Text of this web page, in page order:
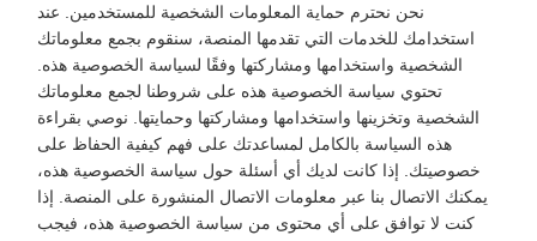
نحن نحترم حماية المعلومات الشخصية للمستخدمين. عند
استخدامك للخدمات التي تقدمها المنصة، سنقوم بجمع معلوماتك
الشخصية واستخدامها ومشاركتها وفقًا لسياسة الخصوصية هذه.
تحتوي سياسة الخصوصية هذه على شروطنا لجمع معلوماتك
الشخصية وتخزينها واستخدامها ومشاركتها وحمايتها. نوصي بقراءة
هذه السياسة بالكامل لمساعدتك على فهم كيفية الحفاظ على
خصوصيتك. إذا كانت لديك أي أسئلة حول سياسة الخصوصية هذه،
يمكنك الاتصال بنا عبر معلومات الاتصال المنشورة على المنصة. إذا
كنت لا توافق على أي محتوى من سياسة الخصوصية هذه، فيجب